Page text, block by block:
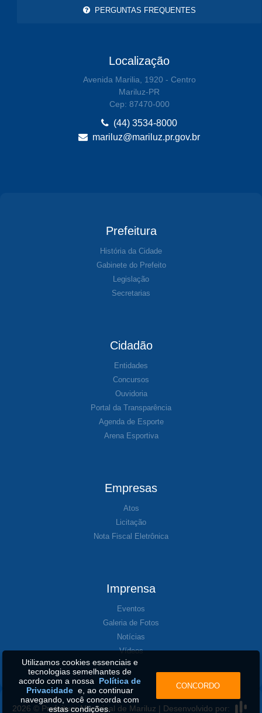
PERGUNTAS FREQUENTES
Localização
Avenida Marilia, 1920 - Centro
Mariluz-PR
Cep: 87470-000
(44) 3534-8000
mariluz@mariluz.pr.gov.br
Prefeitura
História da Cidade
Gabinete do Prefeito
Legislação
Secretarias
Cidadão
Entidades
Concursos
Ouvidoria
Portal da Transparência
Agenda de Esporte
Arena Esportiva
Empresas
Atos
Licitação
Nota Fiscal Eletrônica
Imprensa
Eventos
Galeria de Fotos
Notícias
Vídeos
2026 © Prefeitura Municipal de Mariluz | Desenvolvido por:
Utilizamos cookies essenciais e
tecnologias semelhantes de
acordo com a nossa Política de
Privacidadee, ao continuar
navegando, você concorda com
estas condições.
CONCORDO